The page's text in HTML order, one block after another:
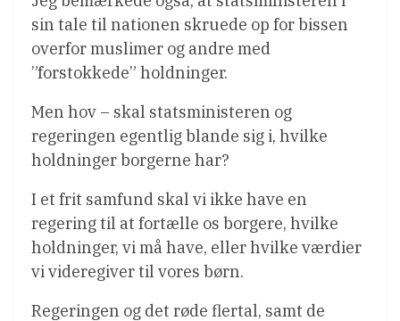
sin tale til nationen skruede op for bissen
overfor muslimer og andre med
”forstokkede” holdninger.
Men hov – skal statsministeren og
regeringen egentlig blande sig i, hvilke
holdninger borgerne har?
I et frit samfund skal vi ikke have en
regering til at fortælle os borgere, hvilke
holdninger, vi må have, eller hvilke værdier
vi videregiver til vores børn.
Regeringen og det røde flertal, samt de